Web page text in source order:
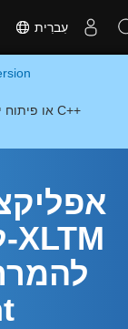
עִברִית